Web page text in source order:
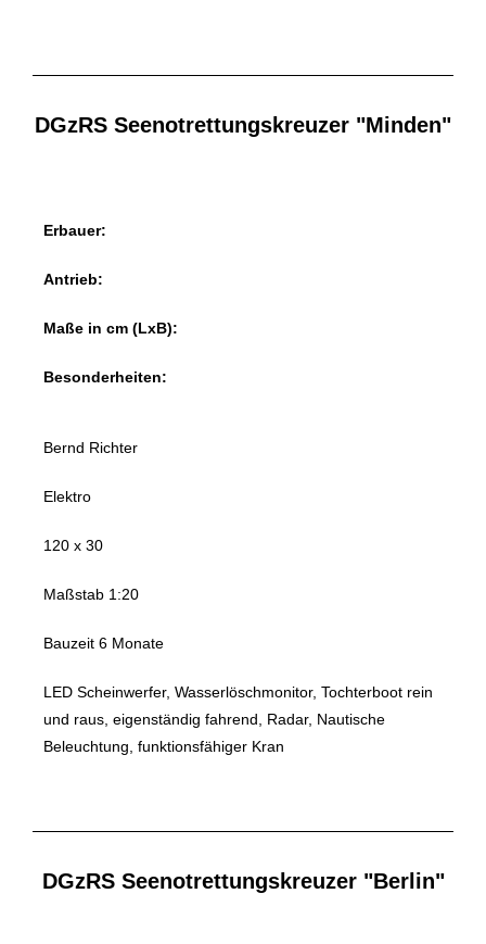
DGzRS Seenotrettungskreuzer "Minden"
Erbauer:
Antrieb:
Maße in cm (LxB):
Besonderheiten:
Bernd Richter
Elektro
120 x 30
Maßstab 1:20
Bauzeit 6 Monate
LED Scheinwerfer, Wasserlöschmonitor, Tochterboot rein
und raus, eigenständig fahrend, Radar, Nautische
Beleuchtung, funktionsfähiger Kran
DGzRS Seenotrettungskreuzer "Berlin"